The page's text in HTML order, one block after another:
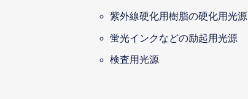
紫外線硬化用樹脂の硬化用光源
蛍光インクなどの励起用光源
検査用光源